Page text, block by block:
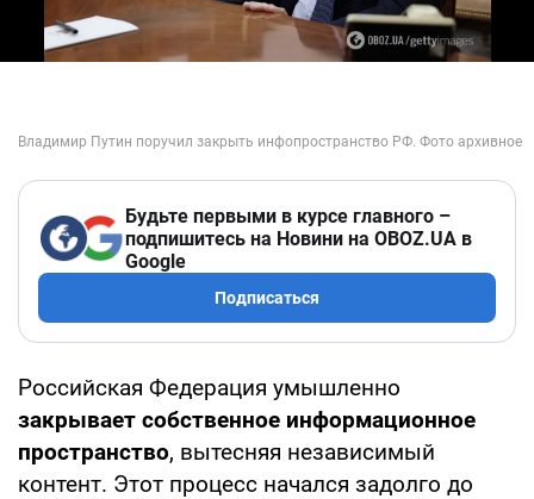
Будьте первыми в курсе главного –
подпишитесь на Новини на OBOZ.UA в
Google
Подписаться
Российская Федерация умышленно
закрывает собственное информационное
пространство, вытесняя независимый
контент. Этот процесс начался задолго до